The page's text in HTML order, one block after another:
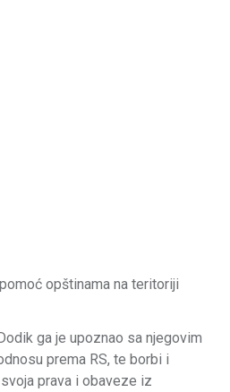
opštinama na teritoriji
ga je upoznao sa njegovim
prema RS, te borbi i
prava i obaveze iz